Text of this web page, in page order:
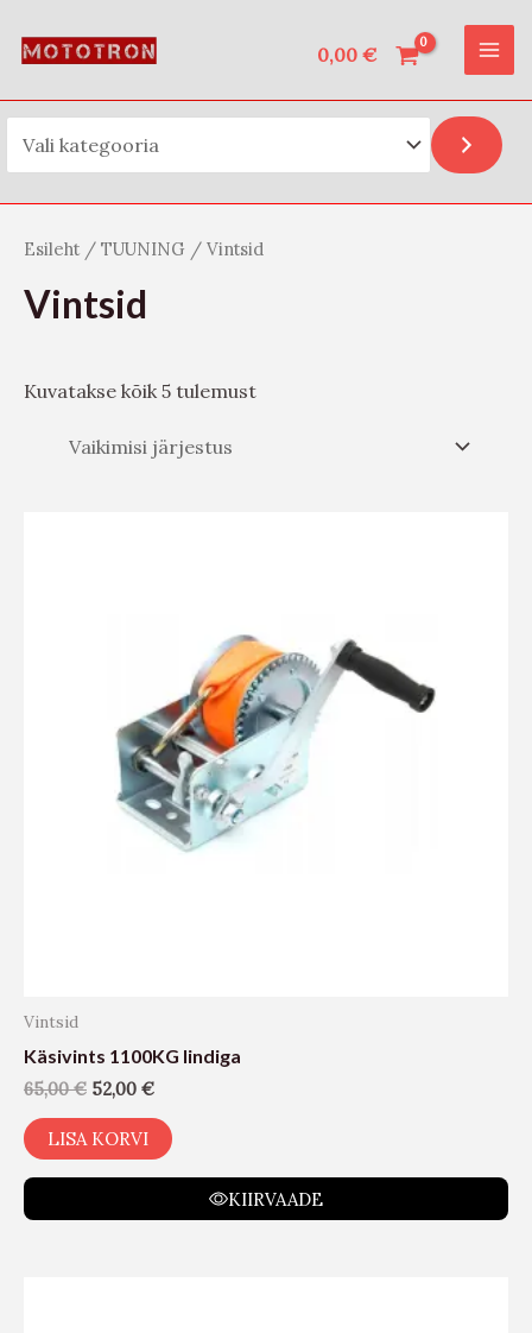
0,00 €
t
s
Esileht / TUUNING / Vintsid
Vintsid
Kuvatakse kõik 5 tulemust
Vintsid
Käsivints 1100KG lindiga
65,00€ 52,00 €
LISA KORVI
KIIRVAADE